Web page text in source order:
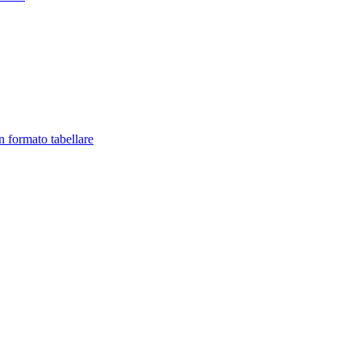
formato tabellare